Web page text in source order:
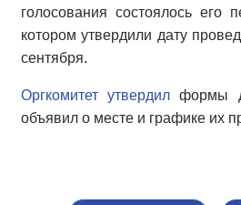
голосования состоялось его
котором утвердили дату
сентября.
Оргкомитет утвердил формы
объявил о месте и графике их